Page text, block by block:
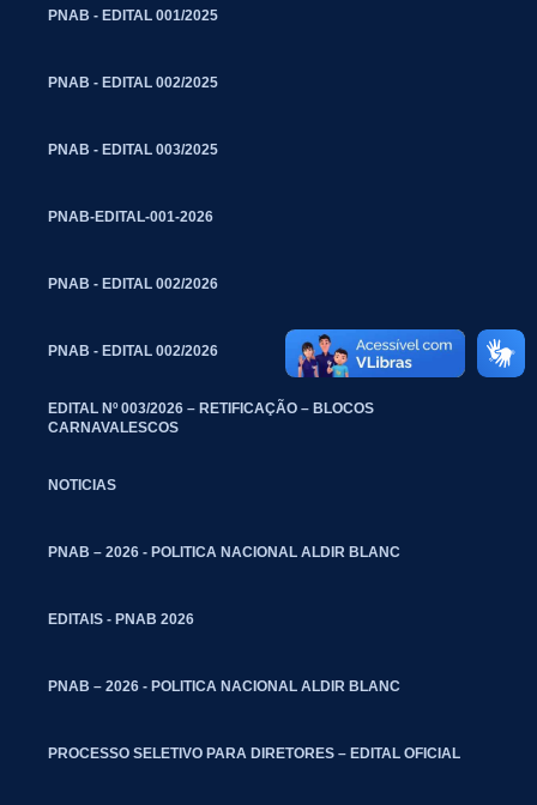
PNAB - EDITAL 001/2025
PNAB - EDITAL 002/2025
PNAB - EDITAL 003/2025
PNAB-EDITAL-001-2026
PNAB - EDITAL 002/2026
PNAB - EDITAL 002/2026
EDITAL Nº 003/2026 – RETIFICAÇÃO – BLOCOS
CARNAVALESCOS
NOTICIAS
PNAB – 2026 - POLITICA NACIONAL ALDIR BLANC
EDITAIS - PNAB 2026
PNAB – 2026 - POLITICA NACIONAL ALDIR BLANC
PROCESSO SELETIVO PARA DIRETORES – EDITAL OFICIAL